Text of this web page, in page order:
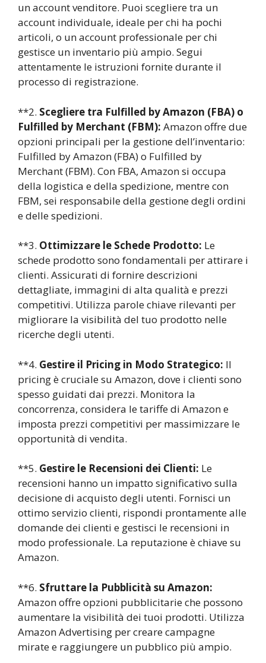
un account venditore. Puoi scegliere tra un
account individuale, ideale per chi ha pochi
articoli, o un account professionale per chi
gestisce un inventario più ampio. Segui
attentamente le istruzioni fornite durante il
processo di registrazione.
**2. Scegliere tra Fulfilled by Amazon (FBA) o
Fulfilled by Merchant (FBM): Amazon offre due
opzioni principali per la gestione dell’inventario:
Fulfilled by Amazon (FBA) o Fulfilled by
Merchant (FBM). Con FBA, Amazon si occupa
della logistica e della spedizione, mentre con
FBM, sei responsabile della gestione degli ordini
e delle spedizioni.
**3. Ottimizzare le Schede Prodotto: Le
schede prodotto sono fondamentali per attirare i
clienti. Assicurati di fornire descrizioni
dettagliate, immagini di alta qualità e prezzi
competitivi. Utilizza parole chiave rilevanti per
migliorare la visibilità del tuo prodotto nelle
ricerche degli utenti.
**4. Gestire il Pricing in Modo Strategico: Il
pricing è cruciale su Amazon, dove i clienti sono
spesso guidati dai prezzi. Monitora la
concorrenza, considera le tariffe di Amazon e
imposta prezzi competitivi per massimizzare le
opportunità di vendita.
**5. Gestire le Recensioni dei Clienti: Le
recensioni hanno un impatto significativo sulla
decisione di acquisto degli utenti. Fornisci un
ottimo servizio clienti, rispondi prontamente alle
domande dei clienti e gestisci le recensioni in
modo professionale. La reputazione è chiave su
Amazon.
**6. Sfruttare la Pubblicità su Amazon:
Amazon offre opzioni pubblicitarie che possono
aumentare la visibilità dei tuoi prodotti. Utilizza
Amazon Advertising per creare campagne
mirate e raggiungere un pubblico più ampio.